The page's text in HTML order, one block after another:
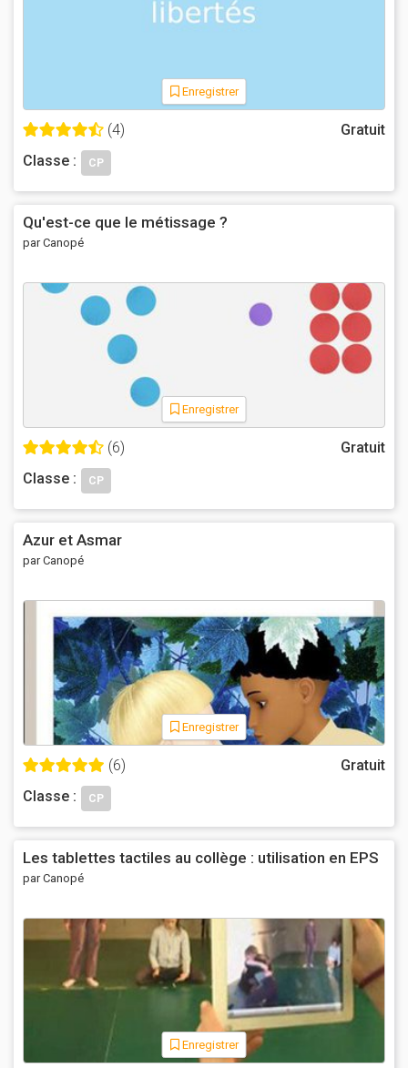
Enregistrer
(4)
Gratuit
Classe :
CP
Qu'est-ce que le métissage ?
par Canopé
Enregistrer
(6)
Gratuit
Classe :
CP
Azur et Asmar
par Canopé
Enregistrer
(6)
Gratuit
Classe :
CP
Les tablettes tactiles au collège : utilisation en EPS
par Canopé
Enregistrer